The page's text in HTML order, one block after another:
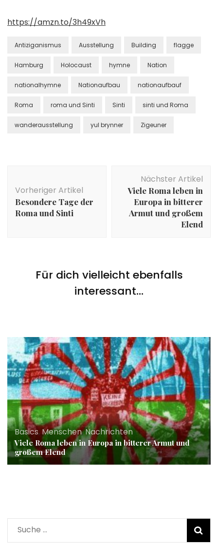
https://amzn.to/3h49xVh
Antiziganismus Ausstellung Building flagge
Hamburg Holocaust hymne Nation
nationalhymne Nationaufbau nationaufbauf
Roma roma und Sinti Sinti sinti und Roma
wanderausstellung yul brynner Zigeuner
Vorheriger Artikel
Besondere Tage der
Roma und Sinti
Nächster Artikel
Viele Roma leben in
Europa in bitterer
Armut und großem
Elend
Für dich vielleicht ebenfalls
interessant...
Frühgeschichte
Inhalsverzeichnis:
Nachrichten,Nazi Zeit
Basics,Menschen,Nachrichten
Viele Roma leben in Europa in bitterer Armut und
großem Elend
Suche
nach: